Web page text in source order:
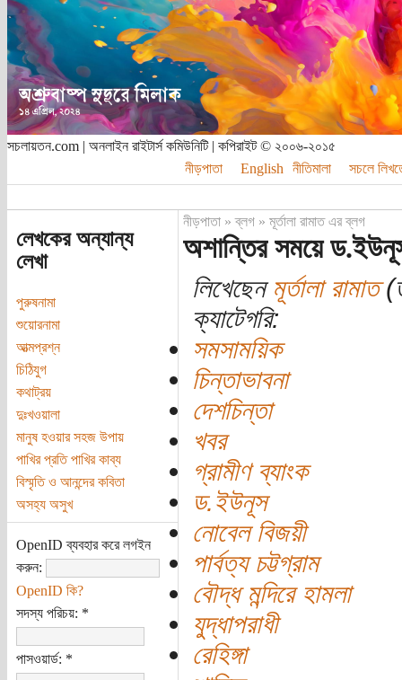
সচলায়তন.com | অনলাইন রাইটার্স কমিউনিটি | কপিরাইট © ২০০৬-২০১৫
নীড়পাতা
English নীতিমালা সচলে
লেখকের অন্যান্য
লেখা
পুরুষনামা
শুয়োরনামা
আত্মপ্রশ্ন
চিঠিযুগ
কথাট্রয়
দুঃখওয়ালা
মানুষ হওয়ার সহজ উপায়
পাখির প্রতি পাখির কাব্য
বিস্মৃতি ও আনন্দের কবিতা
অসহ্য অসুখ
OpenID ব্যবহার করে লগইন
করুন:
OpenID কি?
সদস্য পরিচয়: *
পাসওয়ার্ড: *
নীড়পাতা»ব্লগ» মূর্তালা রামাত এর ব্লগ
অশান্তির সময়ে
লিখেছেনমূর্তালা রামাত
ক্যাটেগরি:
সমসাময়িক
চিন্তাভাবনা
দেশচিন্তা
খবর
গ্রামীণ ব্যাংক
ড.ইউনূস
নোবেল বিজয়ী
পার্বত্য চট্টগ্রাম
বৌদ্ধ মন্দিরে হামলা
যুদ্ধাপরাধী
রেহিঙ্গা